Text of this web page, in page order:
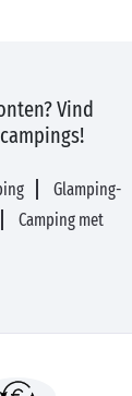
Vind
Glamping-
Camping met